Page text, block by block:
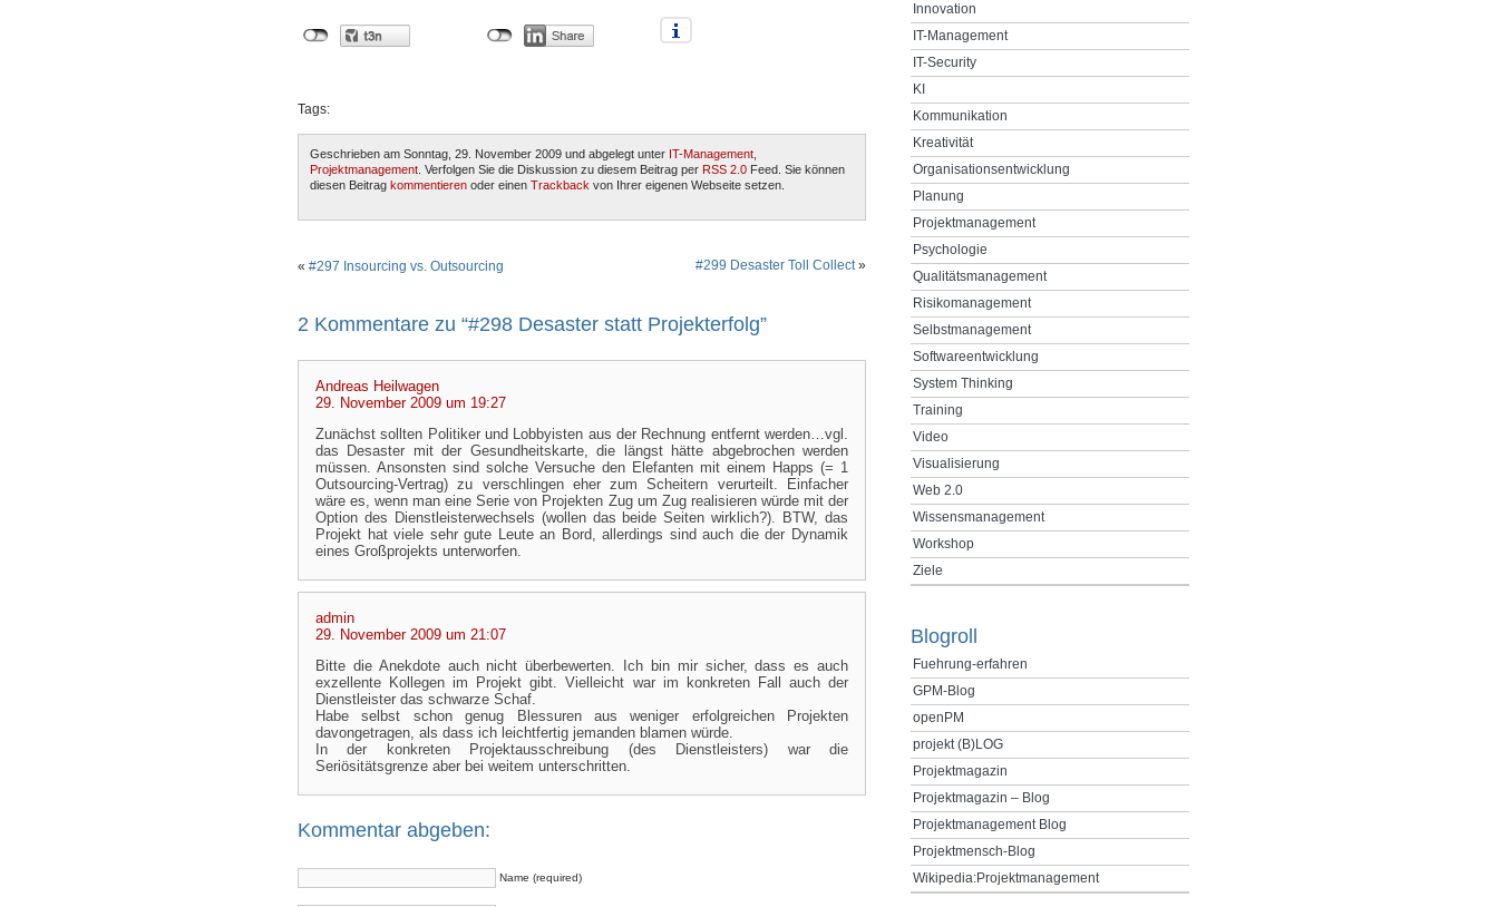
Tags:
Geschrieben am Sonntag, 29. November 2009 und abgelegt unter IT-Management
Projektmanagement . Verfolgen Sie die Diskussion zu diesem Beitrag per RSS 2.0 Feed. Sie können
diesen Beitrag kommentieren oder einen Trackback von Ihrer eigenen Webseite setzen.
« #297 Insourcing vs. Outsourcing #299 Desaster Toll Collect»
2 Kommentare zu “#298 Desaster statt Projekterfolg”
Andreas Heilwagen
29. November 2009 um 19:27
Zunächst sollten Politiker und Lobbyisten aus der Rechnung entfernt werden…vgl.
das Desaster mit der Gesundheitskarte, die längst hätte abgebrochen werden
müssen. Ansonsten sind solche Versuche den Elefanten mit einem Happs (= 1
Outsourcing-Vertrag) zu verschlingen eher zum Scheitern verurteilt. Einfacher
wäre es, wenn man eine Serie von Projekten Zug um Zug realisieren würde mit der
Option des Dienstleisterwechsels (wollen das beide Seiten wirklich?). BTW, das
Projekt hat viele sehr gute Leute an Bord, allerdings sind auch die der Dynamik
eines Großprojekts unterworfen.
admin
29. November 2009 um 21:07
Bitte die Anekdote auch nicht überbewerten. Ich bin mir sicher, dass es auch
exzellente Kollegen im Projekt gibt. Vielleicht war im konkreten Fall auch der
Dienstleister das schwarze Schaf.
Habe selbst schon genug Blessuren aus weniger erfolgreichen Projekten
davongetragen, als dass ich leichtfertig jemanden blamen würde.
In der konkreten Projektausschreibung (des Dienstleisters) war die
Seriösitätsgrenze aber bei weitem unterschritten.
Kommentar abgeben:
Name (required)
Innovation
IT-Management
IT-Security
KI
Kommunikation
Kreativität
Organisationsentwicklung
Planung
Projektmanagement
Psychologie
Qualitätsmanagement
Risikomanagement
Selbstmanagement
Softwareentwicklung
System Thinking
Training
Video
Visualisierung
Web 2.0
Wissensmanagement
Workshop
Ziele
Blogroll
Fuehrung-erfahren
GPM-Blog
openPM
projekt (B)LOG
Projektmagazin
Projektmagazin – Blog
Projektmanagement Blog
Projektmensch-Blog
Wikipedia:Projektmanagement